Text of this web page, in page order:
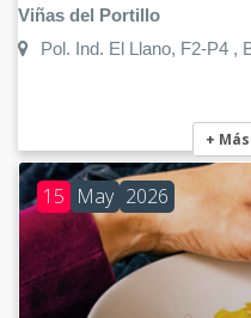
Viñas del Portillo
Pol. Ind. El Llano, F2-P4 ,
+
15 May 2026